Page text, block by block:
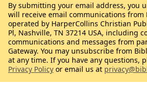
By submitting your email address, you
will receive email communications from
operated by HarperCollins Christian
Pl, Nashville, TN 37214 USA, including
communications and messages from
Gateway. You may unsubscribe from
at any time. If you have any questions,
Privacy Policy or email us at